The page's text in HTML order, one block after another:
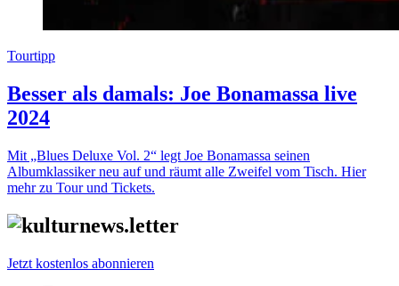
Tourtipp
Besser als damals: Joe Bonamassa live
2024
Mit „Blues Deluxe Vol. 2“ legt Joe Bonamassa seinen
Albumklassiker neu auf und räumt alle Zweifel vom Tisch. Hier
mehr zu Tour und Tickets.
Jetzt kostenlos abonnieren